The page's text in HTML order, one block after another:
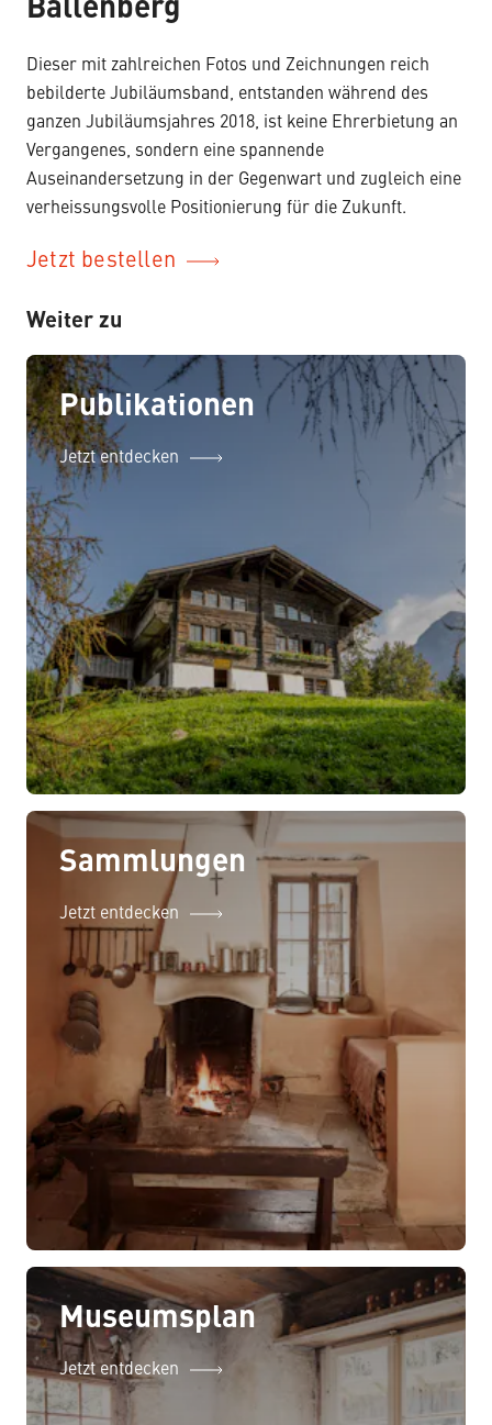
Ballenberg
Dieser mit zahlreichen Fotos und Zeichnungen reich
bebilderte Jubiläumsband, entstanden während des
ganzen Jubiläumsjahres 2018, ist keine Ehrerbietung an
Vergangenes, sondern eine spannende
Auseinandersetzung in der Gegenwart und zugleich eine
verheissungsvolle Positionierung für die Zukunft.
Jetzt bestellen
Weiter zu
Publikationen
Jetzt entdecken
Sammlungen
Jetzt entdecken
Museumsplan
Jetzt entdecken